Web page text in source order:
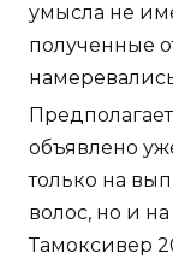
умысла не
полученные
объявлено
только на
волос, но и
Тамоксивер